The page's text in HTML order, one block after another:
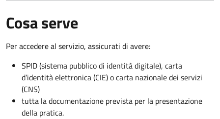
Cosa serve
Per accedere al servizio, assicurati di avere:
SPID (sistema pubblico di identità digitale), carta
d’identità elettronica (CIE) o carta nazionale dei servizi
(CNS)
tutta la documentazione prevista per la presentazione
della pratica.